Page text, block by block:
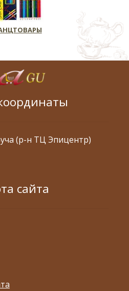
(р-н ТЦ Эпицентр)
сайта